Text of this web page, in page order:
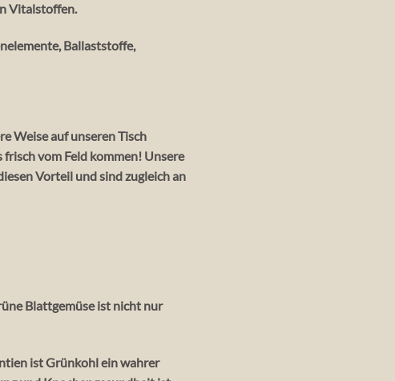
Vitalstoffen.
Ballaststoffe,
Weise auf unseren Tisch
vom Feld kommen! Unsere
Vorteil und sind zugleich an
Blattgemüse ist nicht nur
ist Grünkohl ein wahrer